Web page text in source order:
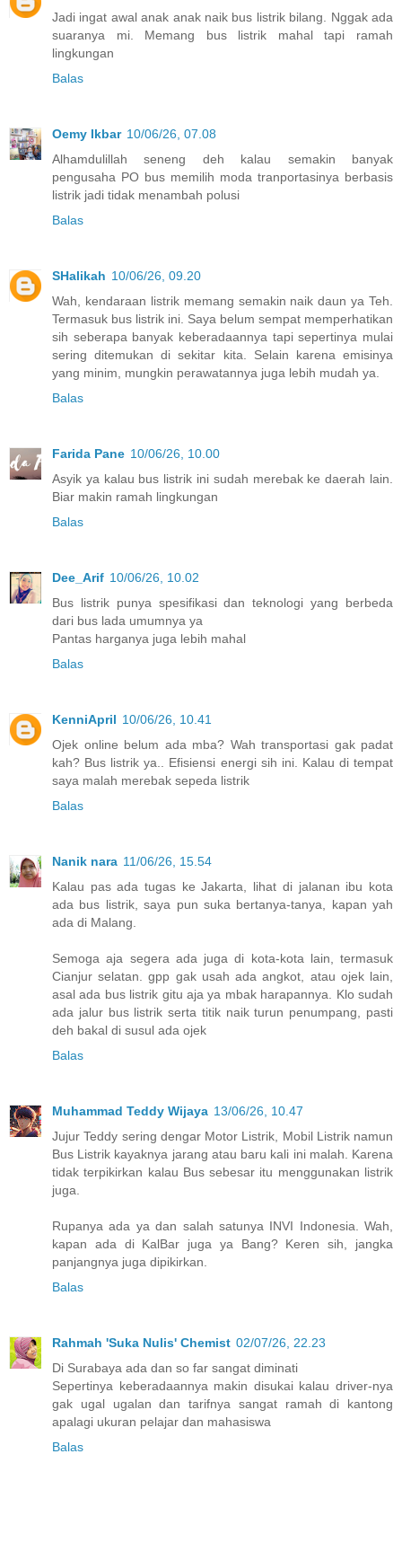
Jadi ingat awal anak anak naik bus listrik bilang. Nggak ada
suaranya mi. Memang bus listrik mahal tapi ramah
lingkungan
Balas
Oemy Ikbar 10/06/26, 07.08
Alhamdulillah seneng deh kalau semakin banyak
pengusaha PO bus memilih moda tranportasinya berbasis
listrik jadi tidak menambah polusi
Balas
SHalikah 10/06/26, 09.20
Wah, kendaraan listrik memang semakin naik daun ya Teh.
Termasuk bus listrik ini. Saya belum sempat memperhatikan
sih seberapa banyak keberadaannya tapi sepertinya mulai
sering ditemukan di sekitar kita. Selain karena emisinya
yang minim, mungkin perawatannya juga lebih mudah ya.
Balas
Farida Pane 10/06/26, 10.00
Asyik ya kalau bus listrik ini sudah merebak ke daerah lain.
Biar makin ramah lingkungan
Balas
Dee_Arif 10/06/26, 10.02
Bus listrik punya spesifikasi dan teknologi yang berbeda
dari bus lada umumnya ya
Pantas harganya juga lebih mahal
Balas
KenniApril 10/06/26, 10.41
Ojek online belum ada mba? Wah transportasi gak padat
kah? Bus listrik ya.. Efisiensi energi sih ini. Kalau di tempat
saya malah merebak sepeda listrik
Balas
Nanik nara 11/06/26, 15.54
Kalau pas ada tugas ke Jakarta, lihat di jalanan ibu kota
ada bus listrik, saya pun suka bertanya-tanya, kapan yah
ada di Malang.
Semoga aja segera ada juga di kota-kota lain, termasuk
Cianjur selatan. gpp gak usah ada angkot, atau ojek lain,
asal ada bus listrik gitu aja ya mbak harapannya. Klo sudah
ada jalur bus listrik serta titik naik turun penumpang, pasti
deh bakal di susul ada ojek
Balas
Muhammad Teddy Wijaya 13/06/26, 10.47
Jujur Teddy sering dengar Motor Listrik, Mobil Listrik namun
Bus Listrik kayaknya jarang atau baru kali ini malah. Karena
tidak terpikirkan kalau Bus sebesar itu menggunakan listrik
juga.
Rupanya ada ya dan salah satunya INVI Indonesia. Wah,
kapan ada di KalBar juga ya Bang? Keren sih, jangka
panjangnya juga dipikirkan.
Balas
Rahmah 'Suka Nulis' Chemist 02/07/26, 22.23
Di Surabaya ada dan so far sangat diminati
Sepertinya keberadaannya makin disukai kalau driver-nya
gak ugal ugalan dan tarifnya sangat ramah di kantong
apalagi ukuran pelajar dan mahasiswa
Balas